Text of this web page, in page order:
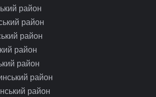
район
район
район
район
район
район
район